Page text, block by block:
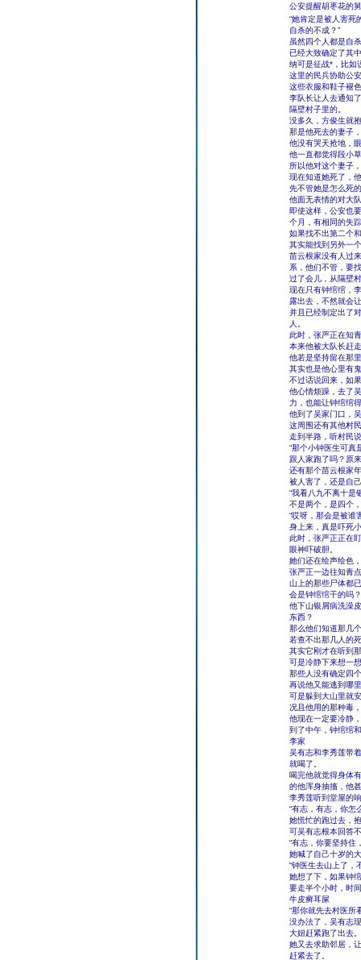
公安提醒胡枣花的
“她肯定是被人害死
自杀的不成？”
虽然四个人都是自
已经大致确定了其
纳可是征战*，比如
这里的民兵协助公
这些衣服和鞋子褪
李队长让人去通知
隔壁村子里的。
没多久，方俊生就
那是他死去的妻子
他没有哭天抢地，
他一直都觉得段小
所以他对这个妻子
现在知道她死了，
先不管她是怎么死
他面无表情的对大
即使这样，公安也
个月，有相同的失
如果找不出第二个
其实能找到另外一
苗云根家没有人过
系，他们不管，要
过了会儿，从隔壁
现在只有钟绾绾，
露出去，不然就会
并且已经制定出了
人。
此时，张严正在知
本来他被大队长赶
他若是坚持留在那
其实也是他心里有
不过话说回来，如
他心情烦躁，去了
力，也能让钟绾绾
他到了吴家门口，
这周围还有其他村
走到半路，听村民
“那个小钟医生可真
跟人家跑了吗？原
还有那个苗云根家
被人害了，还是自
“我看八九不离十是
不是两个，是四个
“哎呀，那会是被谁
身上来，真是吓死
此时，张严正正在
眼神吓破胆。
她们还在绘声绘色
张严正一边往知青
山上的那些尸体都
会是钟绾绾干的吗？
他下山银屑病洗澡
东西？
那么他们知道那几
若查不出那几人的
其实它刚才在听到
可是冷静下来想一
那些人没有确定四
再说他又能逃到哪
可是躲到大山里就
况且他用的那种毒
他现在一定要冷静
到了中午，钟绾绾
李家
吴有志和李秀莲带
就喝了。
喝完他就觉得身体
的他浑身抽搐，他
李秀莲听到堂屋的
“有志，有志，你怎
她慌忙的跑过去，
可吴有志根本回答
“有志，你要坚持住
她喊了自己十岁的
“钟医生去山上了，
她想了下，如果钟
要走半个小时，时
牛皮癣耳屎
“那你就先去村医所
没办法了，吴有志
大妞赶紧跑了出去。
她又去求助邻居，
赶紧去了。